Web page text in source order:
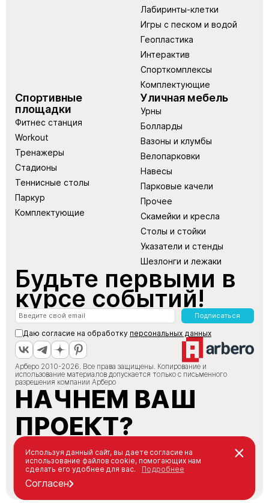
Лабиринты-клетки
Игры с песком и водой
Геопластика
Интерактив
Спорткомплексы
Комплектующие
Спортивные
площадки
Фитнес станция
Workout
Тренажеры
Стадионы
Теннисные столы
Паркур
Комплектующие
Уличная мебель
Урны
Болларды
Вазоны и клумбы
Велопарковки
Навесы
Парковые качели
Прочее
Скамейки и кресла
Столы и стойки
Указатели и стенды
Шезлонги и лежаки
Будьте первыми в
курсе событий!
Подписаться
Даю согласие на обработку персональных данных
Арберо 2010-2026. Все права защищены. Копирование и
использование материалов допускается только с письменного
разрешения компании Арберо
НАЧНЕМ ВАШ
ПРОЕКТ?
+7 (495) 147-66-88
info@arbero.ru
Используя данный сайт, вы даете согласие на
использование файлов cookie, помогающих нам
сделать его удобнее для вас.
Подробнее
Согласен